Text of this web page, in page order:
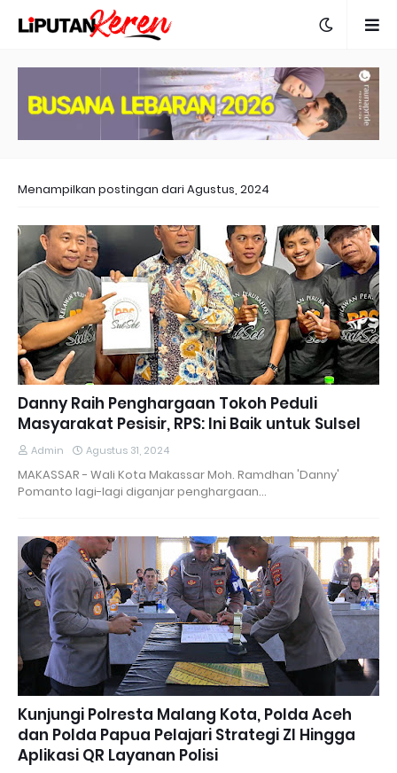
Menampilkan postingan dari Agustus, 2024
Danny Raih Penghargaan Tokoh Peduli
Masyarakat Pesisir, RPS: Ini Baik untuk Sulsel
Admin Agustus 31, 2024
MAKASSAR - Wali Kota Makassar Moh. Ramdhan 'Danny'
Pomanto lagi-lagi diganjar penghargaan…
Kunjungi Polresta Malang Kota, Polda Aceh
dan Polda Papua Pelajari Strategi ZI Hingga
Aplikasi QR Layanan Polisi